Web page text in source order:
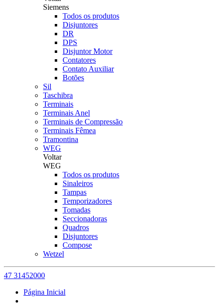
Siemens
Todos os produtos
Disjuntores
DR
DPS
Disjuntor Motor
Contatores
Contato Auxiliar
Botões
Sil
Taschibra
Terminais
Terminais Anel
Terminais de Compressão
Terminais Fêmea
Tramontina
WEG
Voltar
WEG
Todos os produtos
Sinaleiros
Tampas
Temporizadores
Tomadas
Seccionadoras
Quadros
Disjuntores
Compose
Wetzel
47 31452000
Página Inicial